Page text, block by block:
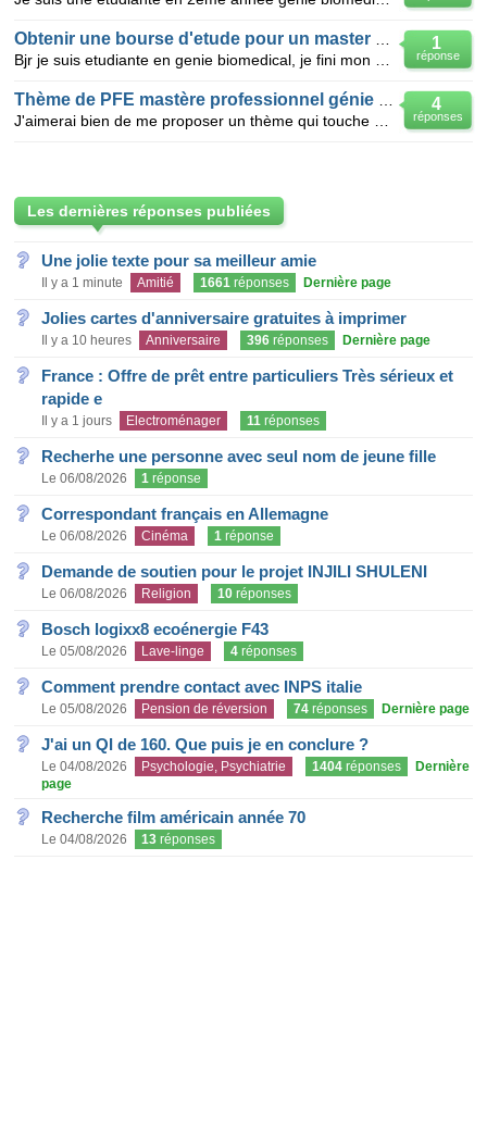
1
réponse
4
réponses
Les dernières réponses publiées
Une jolie texte pour sa meilleur amie
Il y a 1 minute Amitié 1661 réponses Dernière page
Jolies cartes d'anniversaire gratuites à imprimer
Il y a 10 heures Anniversaire 396 réponses Dernière page
France : Offre de prêt entre particuliers Très sérieux et
rapide e
Il y a 1 jours Electroménager 11 réponses
Recherhe une personne avec seul nom de jeune fille
Le 06/08/2026 1 réponse
Correspondant français en Allemagne
Le 06/08/2026 Cinéma 1 réponse
Demande de soutien pour le projet INJILI SHULENI
Le 06/08/2026 Religion 10 réponses
Bosch logixx8 ecoénergie F43
Le 05/08/2026 Lave-linge 4 réponses
Comment prendre contact avec INPS italie
Le 05/08/2026 Pension de réversion 74 réponses Dernière page
J'ai un QI de 160. Que puis je en conclure ?
Le 04/08/2026 Psychologie, Psychiatrie 1404 réponses
Dernière
page
Recherche film américain année 70
Le 04/08/2026 13 réponses